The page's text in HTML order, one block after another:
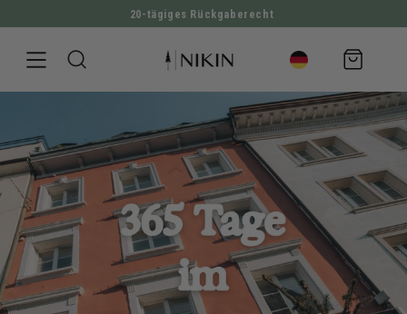
DIREKT ZUM INHALT
2'819'219 Bäume gepflanzt
Warenkorb